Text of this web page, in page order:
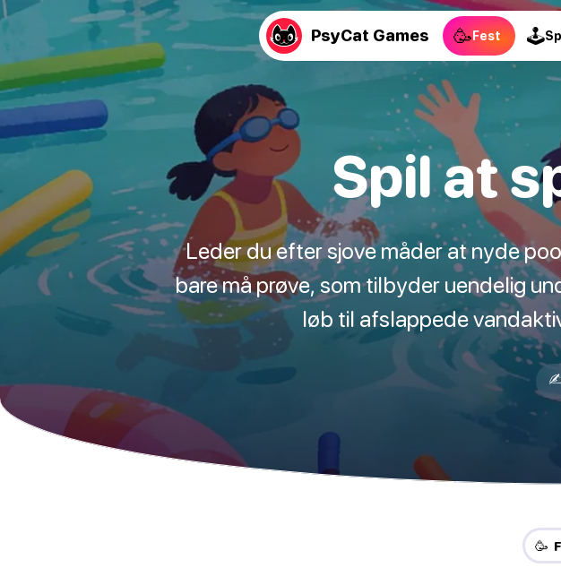
PsyCat Games 🥳Fest 🕹
Spil at
Leder du efter sjove måder at nyde
bare må prøve, som tilbyder uendelig
løb til afslappede
✍️
🥳